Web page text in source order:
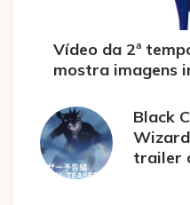
Vídeo da 2ª
mostra imagens
Black
trailer